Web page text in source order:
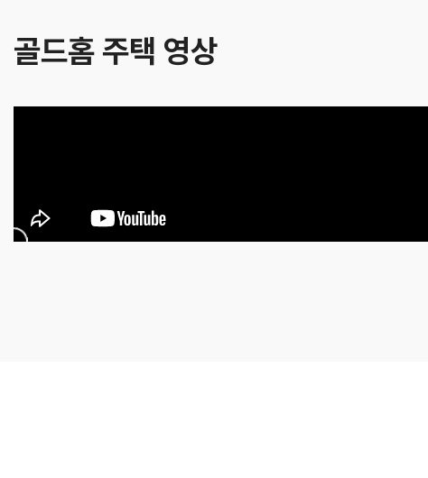
골드홈 주택 영상